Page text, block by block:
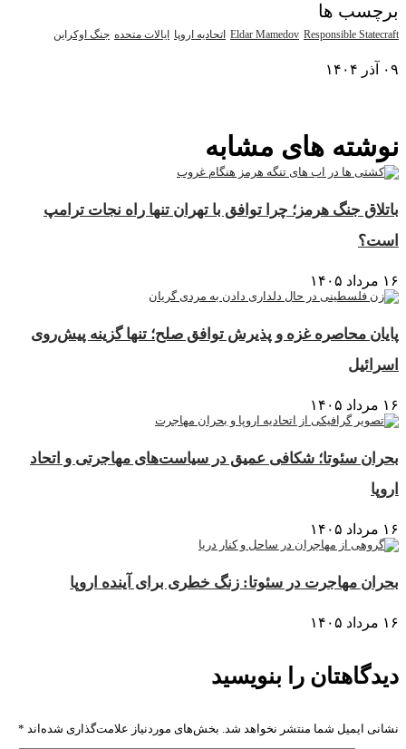
برچسب ها
Eldar Mamedov Responsible Statecraft اتحادیه اروپا ایالات متحده جنگ اوکراین
۰۹ آذر ۱۴۰۴
نوشته های مشابه
باتلاق جنگ هرمز؛ چرا توافق با تهران تنها راه نجات ترامپ
است؟
۱۶ مرداد ۱۴۰۵
پایان محاصره غزه و پذیرش توافق صلح؛ تنها گزینه پیش‌روی
اسرائیل
۱۶ مرداد ۱۴۰۵
بحران سئوتا؛ شکافی عمیق در سیاست‌های مهاجرتی و اتحاد
اروپا
۱۶ مرداد ۱۴۰۵
بحران مهاجرت در سئوتا: زنگ خطری برای آینده اروپا
۱۶ مرداد ۱۴۰۵
دیدگاهتان را بنویسید
نشانی ایمیل شما منتشر نخواهد شد. بخش‌های موردنیاز علامت‌گذاری شده‌اند *